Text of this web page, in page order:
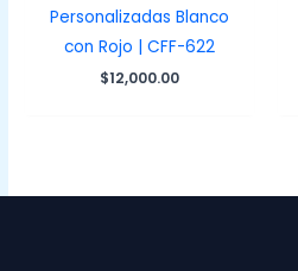
Personalizadas Blanco
con Rojo | CFF-622
$12,000.00